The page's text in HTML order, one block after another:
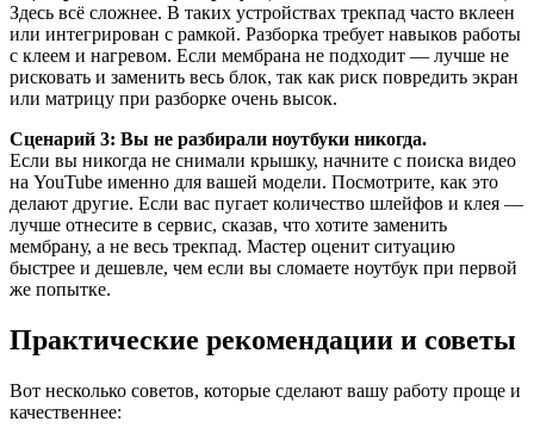
Здесь всё сложнее. В таких устройствах трекпад часто вклеен
или интегрирован с рамкой. Разборка требует навыков работы
с клеем и нагревом. Если мембрана не подходит — лучше не
рисковать и заменить весь блок, так как риск повредить экран
или матрицу при разборке очень высок.
Сценарий 3: Вы не разбирали ноутбуки никогда.
Если вы никогда не снимали крышку, начните с поиска видео
на YouTube именно для вашей модели. Посмотрите, как это
делают другие. Если вас пугает количество шлейфов и клея —
лучше отнесите в сервис, сказав, что хотите заменить
мембрану, а не весь трекпад. Мастер оценит ситуацию
быстрее и дешевле, чем если вы сломаете ноутбук при первой
же попытке.
Практические рекомендации и советы
Вот несколько советов, которые сделают вашу работу проще и
качественнее: